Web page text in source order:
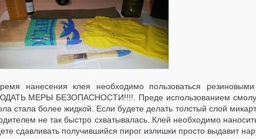
нанесения клея необходимо пользоваться
МЕРЫ БЕЗОПАСНОСТИ!!!!. Преде использованием смолу
стала более жидкой. Если будете делать толстый слой
не так быстро схватывалась. Клей необходимо
сдавливать получившийся пирог излишки просто выдавит